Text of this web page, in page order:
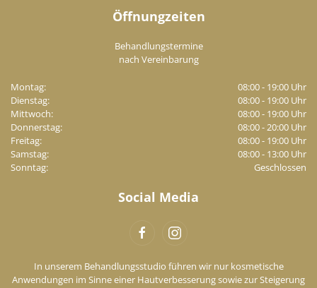
Öffnungzeiten
Behandlungstermine
nach Vereinbarung
Montag:
08:00 - 19:00 Uhr
Dienstag:
08:00 - 19:00 Uhr
Mittwoch:
08:00 - 19:00 Uhr
Donnerstag:
08:00 - 20:00 Uhr
Freitag:
08:00 - 19:00 Uhr
Samstag:
08:00 - 13:00 Uhr
Sonntag:
Geschlossen
Social Media
In unserem Behandlungsstudio führen wir nur kosmetische
Anwendungen im Sinne einer Hautverbesserung sowie zur Steigerung